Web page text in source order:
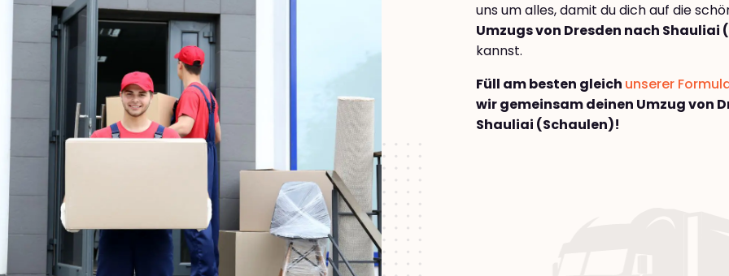
uns um alles, damit du dich auf die
Umzugs von Dresden nach Shauliai
kannst.
Füll am besten gleich unserer
wir gemeinsam deinen Umzug von
Shauliai (Schaulen)!